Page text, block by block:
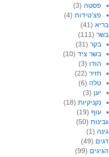
פסטה (3)
פצ'טידות (4)
בריא(41)
בשר(111)
בקר (31)
בשר ציד (10)
הודו (3)
חזיר (22)
טלה (6)
יען (3)
נקניקיות (18)
עוף (19)
גבינות(50)
גינה (1)
דגים (49)
הגיגים (99)